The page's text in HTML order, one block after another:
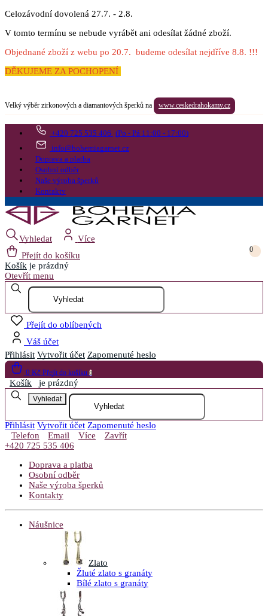
Celozávodní dovolená 27.7. - 2.8.
V tomto termínu se nebude vyrábět ani odesílat žádné zboží.
Objednané zboží z webu po 20.7. budeme odesílat nejdříve 8.8. !!!
DĚKUJEME ZA POCHOPENÍ
Velký výběr zirkonových a diamantových šperků na www.ceskedrahokamy.cz
+420 725 535 406 (Po - Pá 11:00 - 17:00)
info@bohemiagarnet.cz
Doprava a platba
Osobní odběr
Naše výroba šperků
Kontakty
Vyhledat
Více
Přejít do košíku
0
Košík je prázdný
Otevřít menu
Přejít do oblíbených
Váš účet
Přihlásit Vytvořit účet Zapomenuté heslo
0 Kč Přejít do košíku 0
Košík je prázdný
Vyhledat
Přihlásit Vytvořit účet Zapomenuté heslo
Telefon
Email Více
Zavřít
+420 725 535 406
Doprava a platba
Osobní odběr
Naše výroba šperků
Kontakty
Náušnice
Zlato
Žluté zlato s granáty
Bílé zlato s granáty